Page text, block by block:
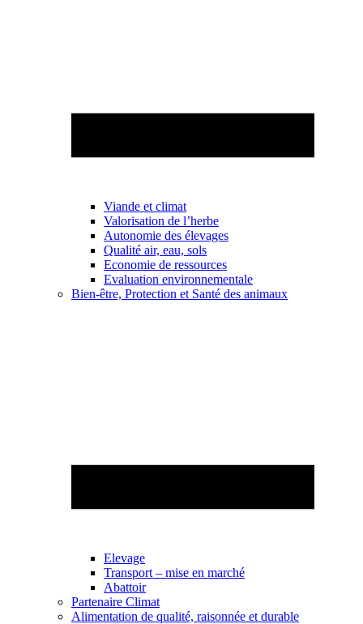
Viande et climat
Valorisation de l’herbe
Autonomie des élevages
Qualité air, eau, sols
Economie de ressources
Evaluation environnementale
Bien-être, Protection et Santé des animaux
Elevage
Transport – mise en marché
Abattoir
Partenaire Climat
Alimentation de qualité, raisonnée et durable